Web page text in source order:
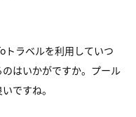
トラベルを利用していつ
はいかがですか。プール
ですね。